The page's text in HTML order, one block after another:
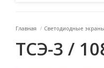
Главная / Светодиодные экраны
ТСЭ-3 /